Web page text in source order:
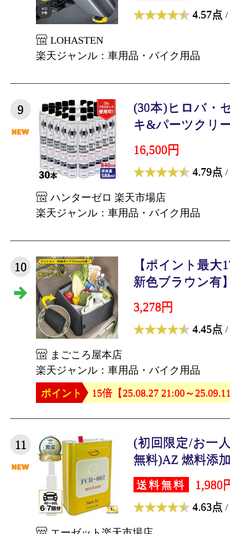
4.57点 /
LOHASTEN
楽天ジャンル：車用品・バイク用品
9
(30本)ヒロバ・
キ&パーツクリ
16,500円
4.79点 /
ハンターゼロ 楽天市場店
楽天ジャンル：車用品・バイク用品
10
【ポイント最大
新色ブラウン有
3,278円
4.45点 /
まごころ屋本店
楽天ジャンル：車用品・バイク用品
ポイント
15倍【25.08.27 21:00～
11
(初回限定/お一
無料)AZ 燃料添
送料無料 1,980
4.63点 /